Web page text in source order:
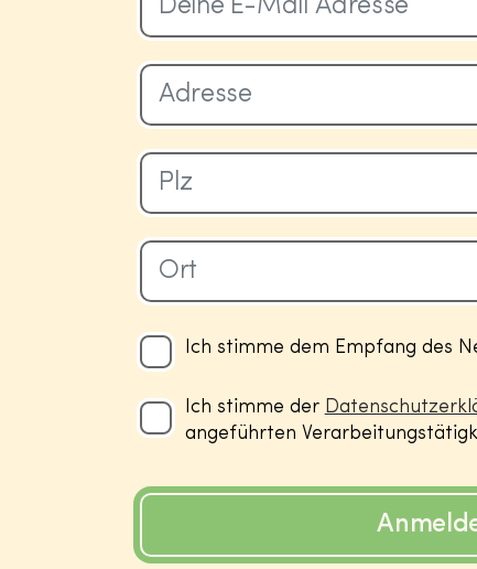
Ich stimme dem Empfang des
Ich stimme der
angeführten